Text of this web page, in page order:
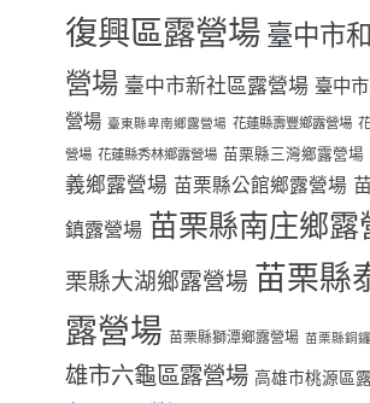
復興區露營場 臺中市
營場 臺中市新社區露營場 臺中
營場 臺東縣卑南鄉露營場 花蓮縣壽豐鄉露營場
營場 花蓮縣秀林鄉露營場 苗栗縣三灣鄉露營場
義鄉露營場 苗栗縣公館鄉露營場
鎮露營場 苗栗縣南庄鄉露
栗縣大湖鄉露營場 苗栗縣
露營場 苗栗縣獅潭鄉露營場 苗栗縣銅
雄市六龜區露營場 高雄市桃源區